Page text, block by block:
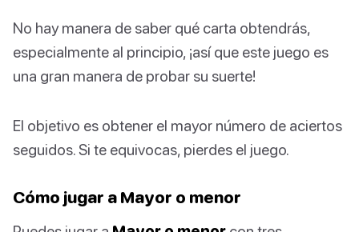
No hay manera de saber qué carta obtendrás,
especialmente al principio, ¡así que este juego es
una gran manera de probar su suerte!
El objetivo es obtener el mayor número de aciertos
seguidos. Si te equivocas, pierdes el juego.
Cómo jugar a Mayor o menor